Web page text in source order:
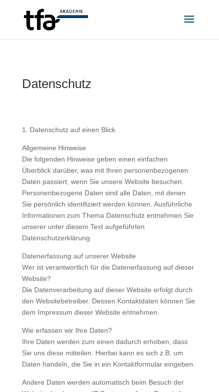
Datenschutz
1. Datenschutz auf einen Blick
Allgemeine Hinweise
Die folgenden Hinweise geben einen einfachen
Überblick darüber, was mit Ihren personenbezogenen
Daten passiert, wenn Sie unsere Website besuchen.
Personenbezogene Daten sind alle Daten, mit denen
Sie persönlich identifiziert werden können. Ausführliche
Informationen zum Thema Datenschutz entnehmen Sie
unserer unter diesem Text aufgeführten
Datenschutzerklärung.
Datenerfassung auf unserer Website
Wer ist verantwortlich für die Datenerfassung auf dieser
Website?
Die Datenverarbeitung auf dieser Website erfolgt durch
den Websitebetreiber. Dessen Kontaktdaten können Sie
dem Impressum dieser Website entnehmen.
Wie erfassen wir Ihre Daten?
Ihre Daten werden zum einen dadurch erhoben, dass
Sie uns diese mitteilen. Hierbei kann es sich z.B. um
Daten handeln, die Sie in ein Kontaktformular eingeben.
Andere Daten werden automatisch beim Besuch der